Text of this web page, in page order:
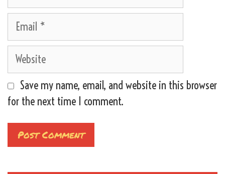
Email
Website
Save my name, email, and website in this browser
for the next time I comment.